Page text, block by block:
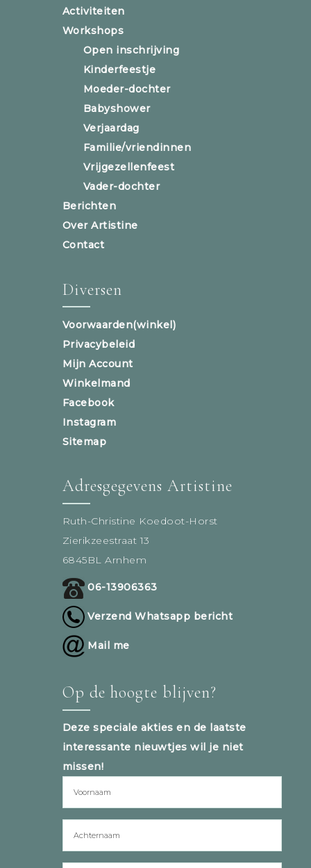
Activiteiten
Workshops
Open inschrijving
Kinderfeestje
Moeder-dochter
Babyshower
Verjaardag
Familie/vriendinnen
Vrijgezellenfeest
Vader-dochter
Berichten
Over Artistine
Contact
Diversen
Voorwaarden(winkel)
Privacybeleid
Mijn Account
Winkelmand
Facebook
Instagram
Sitemap
Adresgegevens Artistine
Ruth-Christine Koedoot-Horst
Zierikzeestraat 13
6845BL Arnhem
06-13906363
Verzend Whatsapp bericht
Mail me
Op de hoogte blijven?
Deze speciale akties en de laatste
interessante nieuwtjes wil je niet
missen!